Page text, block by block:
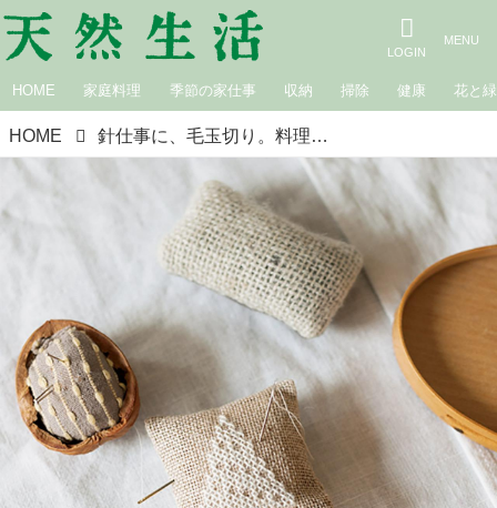
HOME 家庭料理 季節の家仕事 収納 掃除 健康 花と緑
HOME 針仕事に、毛玉切り。料理家・中川たまさんの“黙々と作業を楽しむ”冬の夜長仕事